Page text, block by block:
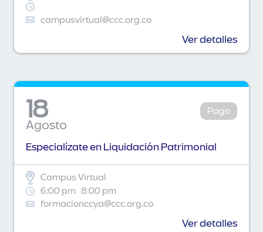
campusvirtual@ccc.org.co
Ver detalles
18
Agosto
Pago
Especialízate en Liquidación Patrimonial
Campus Virtual
6:00 pm 8:00 pm
formacionccya@ccc.org.co
Ver detalles